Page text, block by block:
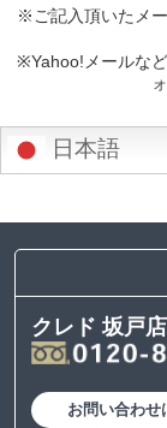
※ご記入頂いたメ
※Yahoo!メールな
日本語
クレド 坂戸店
お問い合わせ